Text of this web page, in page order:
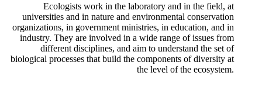
Ecologists work in the laboratory and in the field, at
universities and in nature and environmental conservation
organizations, in government ministries, in education, and in
industry. They are involved in a wide range of issues from
different disciplines, and aim to understand the set of
biological processes that build the components of diversity at
the level of the ecosystem.